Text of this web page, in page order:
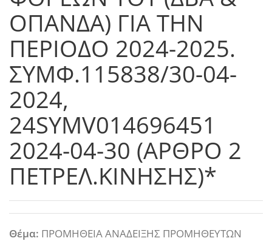
ΟΠΑΝΔΑ) ΓΙΑ ΤΗΝ
ΠΕΡΙΟΔΟ 2024-2025.
ΣΥΜΦ.115838/30-04-
2024,
24SYMV014696451
2024-04-30 (ΑΡΘΡΟ 2
ΠΕΤΡΕΛ.ΚΙΝΗΣΗΣ)*
Θέμα: ΠΡΟΜΗΘΕΙΑ ΑΝΑΔΕΙΞΗΣ ΠΡΟΜΗΘΕΥΤΩΝ